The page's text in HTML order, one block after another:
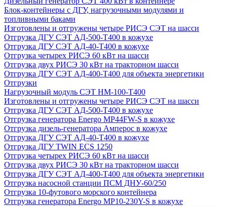
Блок-контейнеры с ДГУ, нагрузочными модулями и
топливными баками
Изготовлены и отгружены четыре РИСЭ СЭТ на шасси
Отгрузка ДГУ СЭТ АД-500-Т400 в кожухе
Отгрузка ДГУ СЭТ АД-40-Т400 в кожухе
Отгрузка четырех РИСЭ 60 кВт на шасси
Отгрузка двух РИСЭ 30 кВт на тракторном шасси
Отгрузка ДГУ СЭТ АД-400-Т400 для объекта энергетики
Отгрузки
Нагрузочный модуль СЭТ НМ-100-Т400
Изготовлены и отгружены четыре РИСЭ СЭТ на шасси
Отгрузка ДГУ СЭТ АД-500-Т400 в кожухе
Отгрузка генератора Energo MP44FW-S в кожухе
Отгрузка дизель-генератора Амперос в кожухе
Отгрузка ДГУ СЭТ АД-40-Т400 в кожухе
Отгрузка ДГУ TWIN ECS 1250
Отгрузка четырех РИСЭ 60 кВт на шасси
Отгрузка двух РИСЭ 30 кВт на тракторном шасси
Отгрузка ДГУ СЭТ АД-400-Т400 для объекта энергетики
Отгрузка насосной станции ПСМ ДНУ-60/250
Отгрузка 10-футового морского контейнера
Отгрузка генератора Energo MP10-230Y-S в кожухе